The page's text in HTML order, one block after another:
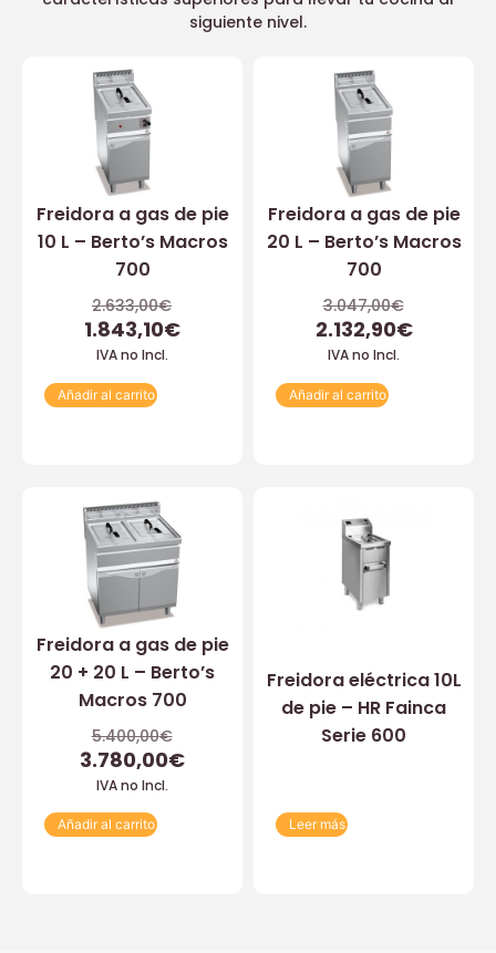
siguiente nivel.
Freidora a gas de pie
10 L – Berto’s Macros
700
2.633,00€
1.843,10€
IVA no Incl.
Añadir al carrito
Freidora a gas de pie
20 L – Berto’s Macros
700
3.047,00€
2.132,90€
IVA no Incl.
Añadir al carrito
Freidora a gas de pie
20 + 20 L – Berto’s
Macros 700
5.400,00€
3.780,00€
IVA no Incl.
Añadir al carrito
Freidora eléctrica 10L
de pie – HR Fainca
Serie 600
Leer más